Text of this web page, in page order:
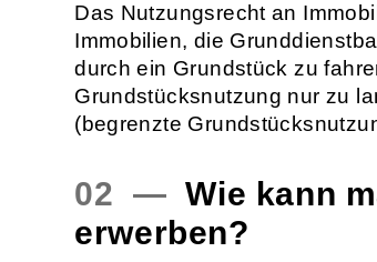
Das Nutzungsrecht an
Immobilien, die
durch ein Grundstück zu
Grundstücksnutzung nur zu
(begrenzte
02 —Wie kann
erwerben?